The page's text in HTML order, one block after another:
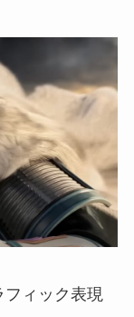
フィック表現